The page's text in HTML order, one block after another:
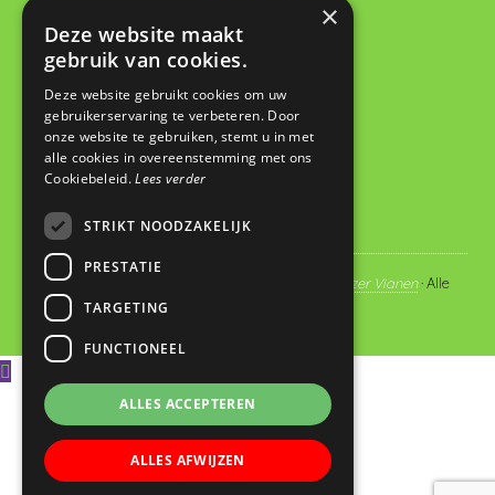
Basisschool De Wegwijzer
De Looch 13
4133 DK Vianen
0347 372673
administratie@dewegwijzervianen.nl
© Copyright 2019 - 2026 Basisschool De Wegwijzer Vianen· Alle
rechten voorbehouden
×
Deze website maakt
gebruik van cookies.
Deze website gebruikt cookies om uw
gebruikerservaring te verbeteren. Door
onze website te gebruiken, stemt u in met
alle cookies in overeenstemming met ons
Cookiebeleid.Lees verder
STRIKT NOODZAKELIJK
PRESTATIE
TARGETING
FUNCTIONEEL
ALLES ACCEPTEREN
ALLES AFWIJZEN